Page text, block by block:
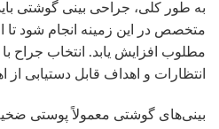
به طور کلی، جراحی بینی گوشتی
متخصص در این زمینه انجام شود تا
مطلوب افزایش یابد. انتخاب جراح
انتظارات و اهداف قابل دستیابی از
بینی‌های گوشتی معمولاً پوستی